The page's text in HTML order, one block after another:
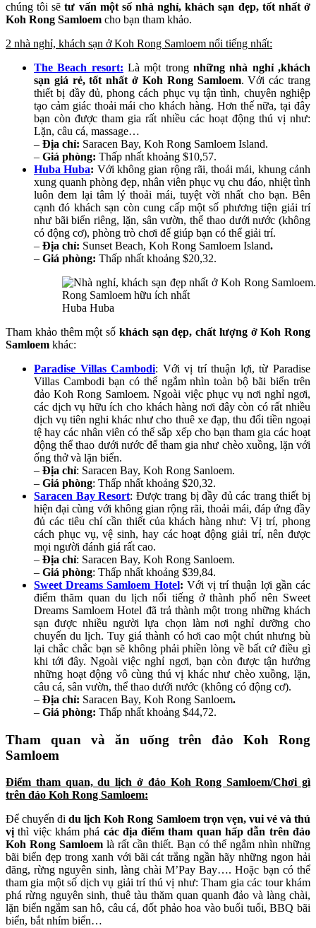
chúng tôi sẽtư vấn một số nhà nghỉ, khách sạn đẹp, tốt nhất ở
Koh Rong Samloem cho bạn tham khảo.
2 nhà nghỉ, khách sạn ở Koh Rong Samloem nổi tiếng nhất:
The Beach resort: Là một trongnhững nhà nghỉ ,khách
sạn giá rẻ, tốt nhất ở Koh Rong Samloem. Với các trang
thiết bị đầy đủ, phong cách phục vụ tận tình, chuyên nghiệp
tạo cảm giác thoải mái cho khách hàng. Hơn thế nữa, tại đây
bạn còn được tham gia rất nhiều các hoạt động thú vị như:
Lặn, câu cá, massage…
– Địa chỉ: Saracen Bay, Koh Rong Samloem Island.
– Giá phòng: Thấp nhất khoảng $10,57.
Huba Huba: Với không gian rộng rãi, thoải mái, khung cảnh
xung quanh phòng đẹp, nhân viên phục vụ chu đáo, nhiệt tình
luôn đem lại tâm lý thoải mái, tuyệt vời nhất cho bạn. Bên
cạnh đó khách sạn còn cung cấp một số phương tiện giải trí
như bãi biển riêng, lặn, sân vườn, thể thao dưới nước (không
có động cơ), phòng trò chơi đế giúp bạn có thể giải trí.
– Địa chỉ: Sunset Beach, Koh Rong Samloem Island.
– Giá phòng: Thấp nhất khoảng $20,32.
Huba Huba
Tham khảo thêm một số khách sạn đẹp, chất lượng ở Koh Rong
Samloem khác:
Paradise Villas Cambodi: Với vị trí thuận lợi, từ Paradise
Villas Cambodi bạn có thể ngắm nhìn toàn bộ bãi biển trên
đảo Koh Rong Samloem. Ngoài việc phục vụ nơi nghỉ ngơi,
các dịch vụ hữu ích cho khách hàng nơi đây còn có rất nhiều
dịch vụ tiên nghi khác như cho thuê xe đạp, thu đổi tiền ngoại
tệ hay các nhân viên có thể sắp xếp cho bạn tham gia các hoạt
động thể thao dưới nước để tham gia như chèo xuồng, lặn với
ống thở và lặn biển.
– Địa chỉ: Saracen Bay, Koh Rong Sanloem.
– Giá phòng: Thấp nhất khoảng $20,32.
Saracen Bay Resort: Được trang bị đầy đủ các trang thiết bị
hiện đại cùng với không gian rộng rãi, thoải mái, đáp ứng đầy
đủ các tiêu chí cần thiết của khách hàng như: Vị trí, phong
cách phục vụ, vệ sinh, hay các hoạt động giải trí, nên được
mọi người đánh giá rất cao.
– Địa chỉ: Saracen Bay, Koh Rong Sanloem.
– Giá phòng: Thấp nhất khoảng $39,84.
Sweet Dreams Samloem Hotel: Với vị trí thuận lợi gần các
điểm thăm quan du lịch nổi tiếng ở thành phố nên Sweet
Dreams Samloem Hotel đã trả thành một trong những khách
sạn được nhiều người lựa chọn làm nơi nghỉ dưỡng cho
chuyến du lịch. Tuy giá thành có hơi cao một chút nhưng bù
lại chắc chắc bạn sẽ không phải phiền lòng về bất cứ điều gì
khi tới đây. Ngoài việc nghỉ ngơi, bạn còn được tận hưởng
những hoạt động vô cùng thú vị khác như chèo xuồng, lặn,
câu cá, sân vườn, thể thao dưới nước (không có động cơ).
– Địa chỉ: Saracen Bay, Koh Rong Sanloem.
– Giá phòng: Thấp nhất khoảng $44,72.
Tham quan và ăn uống trên đảo Koh Rong
Samloem
Điểm tham quan, du lịch ở đảo Koh Rong Samloem/Chơi gì
trên đảo Koh Rong Samloem:
Để chuyến đidu lịch Koh Rong Samloem trọn vẹn, vui vẻ và thú
vịthì việc khám phá các địa điểm tham quan hấp dẫn trên đảo
Koh Rong Samloem là rất cần thiết. Bạn có thể ngắm nhìn những
bãi biển đẹp trong xanh với bãi cát trắng ngần hãy những ngon hải
đăng, rừng nguyên sinh, làng chài M’Pay Bay…. Hoặc bạn có thể
tham gia một số dịch vụ giải trí thú vị như: Tham gia các tour khám
phá rừng nguyên sinh, thuê tàu thăm quan quanh đảo và làng chài,
lặn biển ngắm san hô, câu cá, đốt phảo hoa vào buổi tuổi, BBQ bãi
biển, bắt nhím biển…